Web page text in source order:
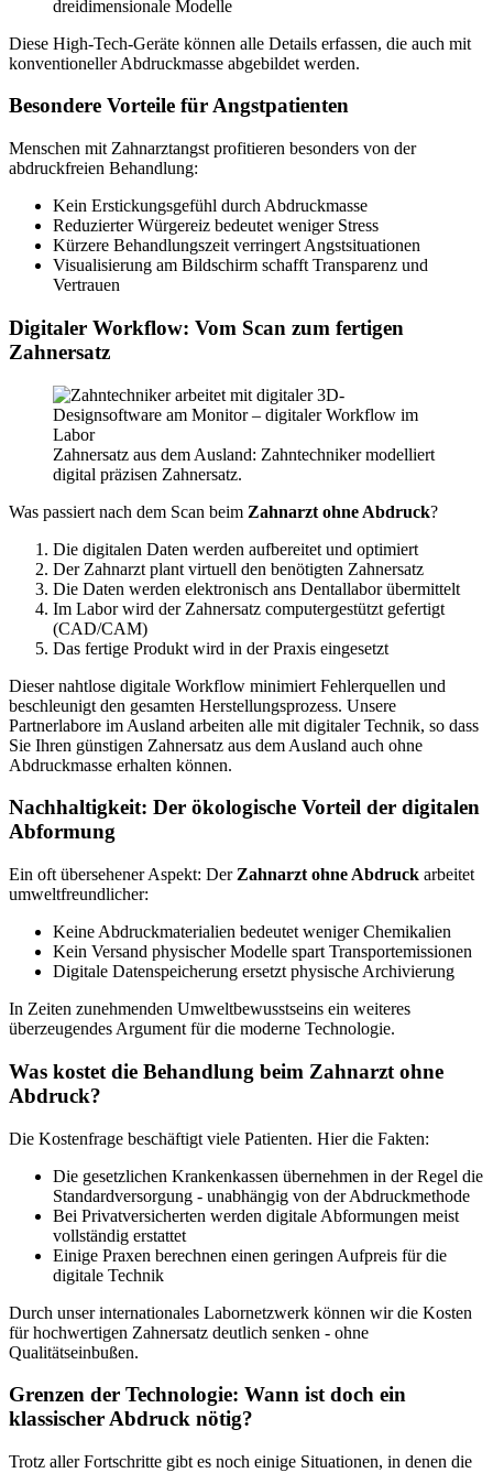
dreidimensionale Modelle
Diese High-Tech-Geräte können alle Details erfassen, die auch mit
konventioneller Abdruckmasse abgebildet werden.
Besondere Vorteile für Angstpatienten
Menschen mit Zahnarztangst profitieren besonders von der
abdruckfreien Behandlung:
Kein Erstickungsgefühl durch Abdruckmasse
Reduzierter Würgereiz bedeutet weniger Stress
Kürzere Behandlungszeit verringert Angstsituationen
Visualisierung am Bildschirm schafft Transparenz und
Vertrauen
Digitaler Workflow: Vom Scan zum fertigen
Zahnersatz
Zahnersatz aus dem Ausland: Zahntechniker modelliert
digital präzisen Zahnersatz.
Was passiert nach dem Scan beim Zahnarzt ohne Abdruck?
Die digitalen Daten werden aufbereitet und optimiert
Der Zahnarzt plant virtuell den benötigten Zahnersatz
Die Daten werden elektronisch ans Dentallabor übermittelt
Im Labor wird der Zahnersatz computergestützt gefertigt
(CAD/CAM)
Das fertige Produkt wird in der Praxis eingesetzt
Dieser nahtlose digitale Workflow minimiert Fehlerquellen und
beschleunigt den gesamten Herstellungsprozess. Unsere
Partnerlabore im Ausland arbeiten alle mit digitaler Technik, so dass
Sie Ihren günstigen Zahnersatz aus dem Ausland auch ohne
Abdruckmasse erhalten können.
Nachhaltigkeit: Der ökologische Vorteil der digitalen
Abformung
Ein oft übersehener Aspekt: Der Zahnarzt ohne Abdruck arbeitet
umweltfreundlicher:
Keine Abdruckmaterialien bedeutet weniger Chemikalien
Kein Versand physischer Modelle spart Transportemissionen
Digitale Datenspeicherung ersetzt physische Archivierung
In Zeiten zunehmenden Umweltbewusstseins ein weiteres
überzeugendes Argument für die moderne Technologie.
Was kostet die Behandlung beim Zahnarzt ohne
Abdruck?
Die Kostenfrage beschäftigt viele Patienten. Hier die Fakten:
Die gesetzlichen Krankenkassen übernehmen in der Regel die
Standardversorgung - unabhängig von der Abdruckmethode
Bei Privatversicherten werden digitale Abformungen meist
vollständig erstattet
Einige Praxen berechnen einen geringen Aufpreis für die
digitale Technik
Durch unser internationales Labornetzwerk können wir die Kosten
für hochwertigen Zahnersatz deutlich senken - ohne
Qualitätseinbußen.
Grenzen der Technologie: Wann ist doch ein
klassischer Abdruck nötig?
Trotz aller Fortschritte gibt es noch einige Situationen, in denen die